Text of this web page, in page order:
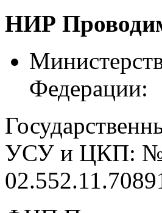
НИР
Федерации:
УСУ и ЦКП: №